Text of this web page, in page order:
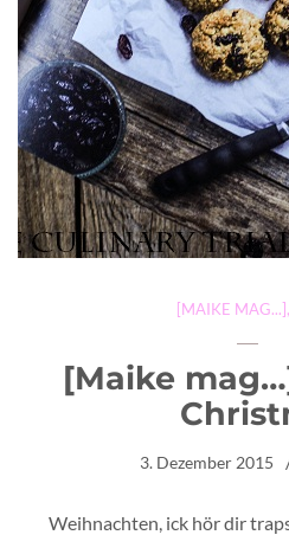
[MAIKE MAG...],
[Maike
3. Dezember 2015
Weihnachten, ick hör dir